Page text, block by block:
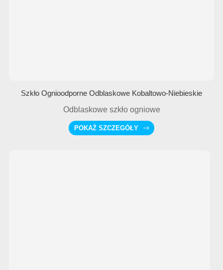
Szkło Ognioodporne Odblaskowe Kobaltowo-Niebieskie
Odblaskowe szkło ogniowe
POKAŻ SZCZEGÓŁY